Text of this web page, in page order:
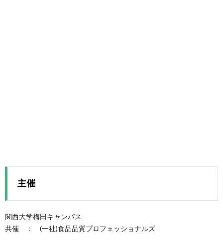
主催
関西大学梅田キャンパス
共催 ： (一社)食品品質プロフェッショナルズ